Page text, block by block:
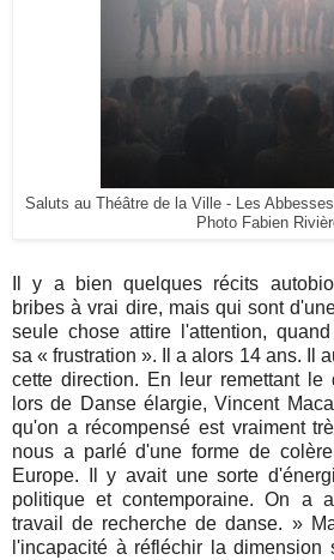
Saluts au Théâtre de la Ville - Les Abbesses,
Photo Fabien
Il y a bien quelques récits
bribes à vrai dire, mais qui sont
seule chose attire l'attention,
sa« frustration». Il a alors 14 ans. Il
cette direction. En leur remettant le
lors de Danse élargie, Vincent
qu'on a récompensé est vraiment
nous a parlé d'une forme de
Europe. Il y avait une sorte
politique et contemporaine. On a
travail de recherche de danse. »
l'incapacité à réfléchir la dimension